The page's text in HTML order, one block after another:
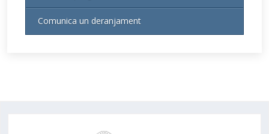
Comunica un deranjament